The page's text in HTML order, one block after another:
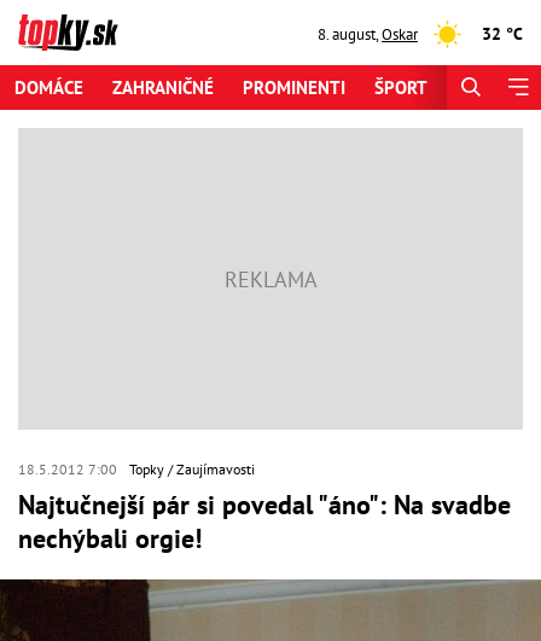
8. august,Oskar 32 °C
DOMÁCE ZAHRANIČNÉ PROMINENTI ŠPORT
18.5.2012 7:00 Topky Zaujímavosti
Najtučnejší pár si povedal "áno": Na svadbe
nechýbali orgie!